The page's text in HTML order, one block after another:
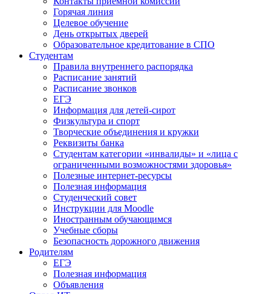
Горячая линия
Целевое обучение
День открытых дверей
Образовательное кредитование в СПО
Студентам
Правила внутреннего распорядка
Расписание занятий
Расписание звонков
ЕГЭ
Информация для детей-сирот
Физкультура и спорт
Творческие объединения и кружки
Реквизиты банка
Студентам категории «инвалиды» и «лица с
ограниченными возможностями здоровья»
Полезные интернет-ресурсы
Полезная информация
Студенческий совет
Инструкции для Moodle
Иностранным обучающимся
Учебные сборы
Безопасность дорожного движения
Родителям
ЕГЭ
Полезная информация
Объявления